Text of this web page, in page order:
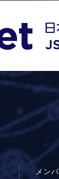
メン